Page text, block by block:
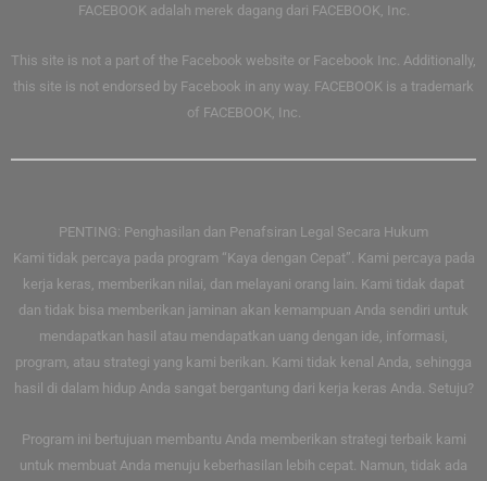
FACEBOOK adalah merek dagang dari FACEBOOK, Inc.
This site is not a part of the Facebook website or Facebook Inc. Additionally,
this site is not endorsed by Facebook in any way. FACEBOOK is a trademark
of FACEBOOK, Inc.
PENTING: Penghasilan dan Penafsiran Legal Secara Hukum
Kami tidak percaya pada program “Kaya dengan Cepat”. Kami percaya pada
kerja keras, memberikan nilai, dan melayani orang lain. Kami tidak dapat
dan tidak bisa memberikan jaminan akan kemampuan Anda sendiri untuk
mendapatkan hasil atau mendapatkan uang dengan ide, informasi,
program, atau strategi yang kami berikan. Kami tidak kenal Anda, sehingga
hasil di dalam hidup Anda sangat bergantung dari kerja keras Anda. Setuju?
Program ini bertujuan membantu Anda memberikan strategi terbaik kami
untuk membuat Anda menuju keberhasilan lebih cepat. Namun, tidak ada